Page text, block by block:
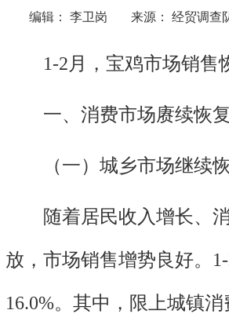
编辑： 李卫岗 来源： 经贸调查
1-2月，宝鸡市场销售
一、消费市场赓续恢复
（一）城乡市场继续
随着居民收入增长、
放，市场销售增势良好。
16.0%。其中，限上城镇